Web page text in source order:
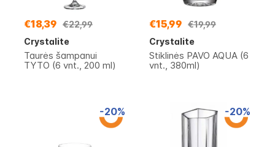
€18,39 €22,99
Crystalite
Taurės šampanui
TYTO (6 vnt., 200 ml)
€15,99 €19,99
Crystalite
Stiklinės PAVO AQUA (6
vnt., 380ml)
-20% -20%